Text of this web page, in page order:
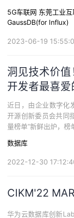
5G车联网 东莞工业
GaussDB(for Influx)
2023-06-19
洞见技术价
开发者最喜爱
近日，由企业数字化
开源创新委员会共同
量榜单”新鲜出炉，
续不断的技术创新，
质量提高等方面的价
数据库
2022-12-30
CIKM'22
华为云数据库创新